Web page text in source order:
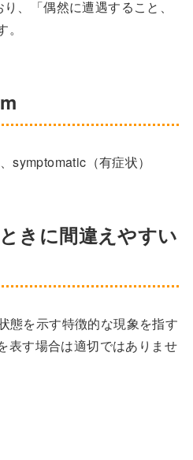
、「偶然に遭遇すること、
symptomatic（有症状）
きに間違えやすい
態を示す特徴的な現象を指す
表す場合は適切ではありませ